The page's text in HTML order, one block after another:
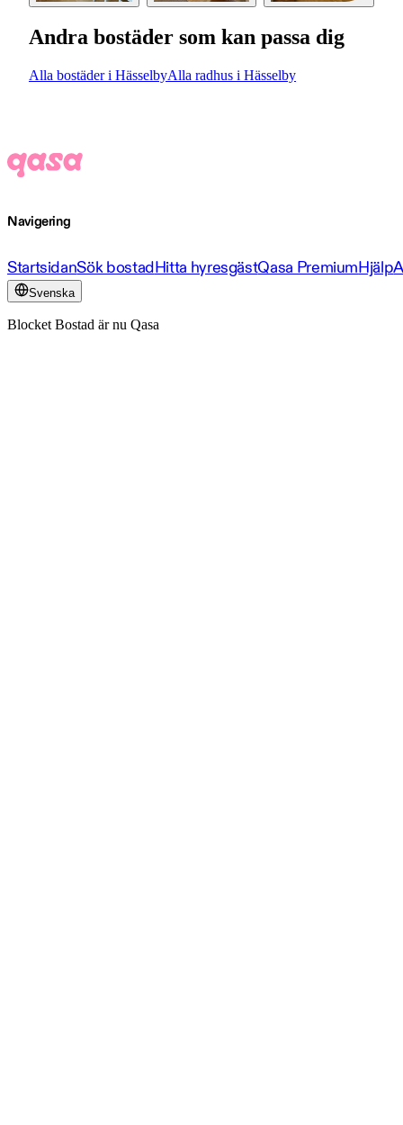
Andra bostäder som kan passa dig
Alla bostäder i HässelbyAlla radhus i Hässelby
Navigering
StartsidanSök bostadHitta hyresgästQasa PremiumHjälp
Svenska
Blocket Bostad är nu Qasa